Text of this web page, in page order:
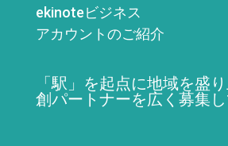
ekinoteビジネス
アカウントのご紹介
「駅」を起点に地域を盛
創パートナーを広く募集し